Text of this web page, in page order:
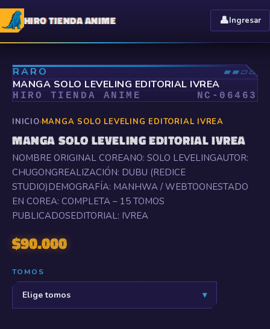
HIRO TIENDA ANIME 👤Ingresar
RARO ▰▰▱▱
⤢
MANGA SOLO LEVELING EDITORIAL IVREA
HIRO TIENDA ANIME NC- 06463
INICIO›MANGA SOLO LEVELING EDITORIAL IVREA
MANGA SOLO LEVELING EDITORIAL IVREA
NOMBRE ORIGINAL COREANO: SOLO LEVELINGAUTOR:
CHUGONGREALIZACIÓN: DUBU (REDICE
STUDIO)DEMOGRAFÍA: MANHWA / WEBTOONESTADO
EN COREA: COMPLETA – 15 TOMOS
PUBLICADOSEDITORIAL: IVREA
$90.000
TOMOS
Elige tomos ▾